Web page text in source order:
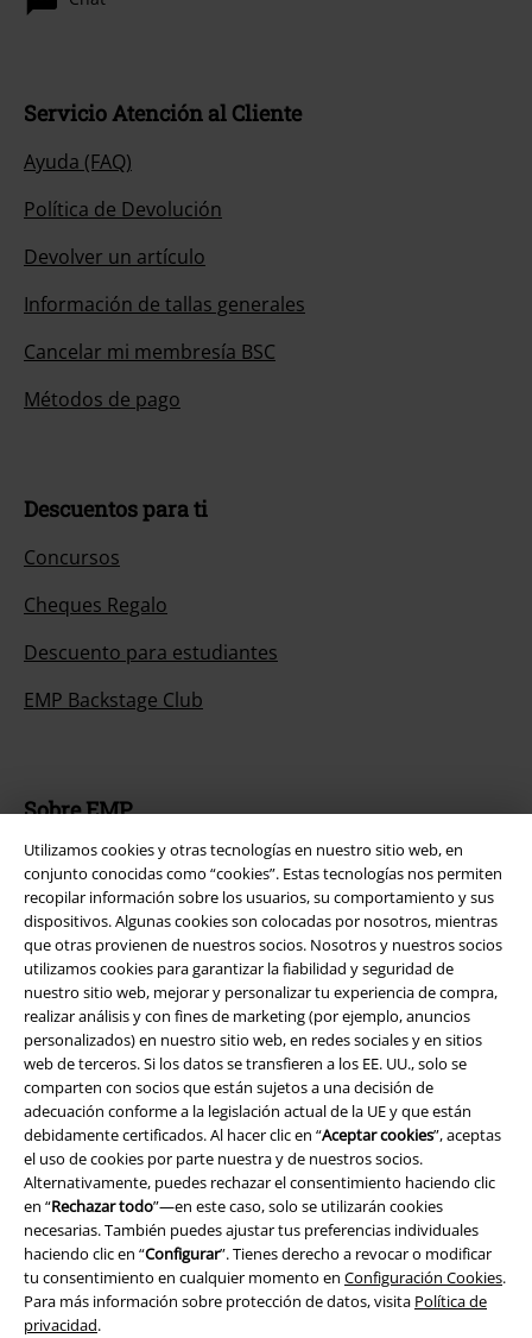
Utilizamos cookies y otras tecnologías en nuestro sitio web, en
conjunto conocidas como “cookies”. Estas tecnologías nos permiten
recopilar información sobre los usuarios, su comportamiento y sus
dispositivos. Algunas cookies son colocadas por nosotros, mientras
que otras provienen de nuestros socios. Nosotros y nuestros socios
utilizamos cookies para garantizar la fiabilidad y seguridad de
nuestro sitio web, mejorar y personalizar tu experiencia de compra,
realizar análisis y con fines de marketing (por ejemplo, anuncios
personalizados) en nuestro sitio web, en redes sociales y en sitios
web de terceros. Si los datos se transfieren a los EE. UU., solo se
comparten con socios que están sujetos a una decisión de
adecuación conforme a la legislación actual de la UE y que están
debidamente certificados. Al hacer clic en “Aceptar cookies”, aceptas
el uso de cookies por parte nuestra y de nuestros socios.
Alternativamente, puedes rechazar el consentimiento haciendo clic
en “Rechazar todo”—en este caso, solo se utilizarán cookies
necesarias. También puedes ajustar tus preferencias individuales
haciendo clic en “Configurar”. Tienes derecho a revocar o modificar
tu consentimiento en cualquier momento en Configuración Cookies.
Para más información sobre protección de datos, visita Política de
privacidad.
Servicio Atención al Cliente
Ayuda (FAQ)
Política de Devolución
Devolver un artículo
Información de tallas generales
Cancelar mi membresía BSC
Métodos de pago
Descuentos para ti
Concursos
Cheques Regalo
Descuento para estudiantes
EMP Backstage Club
Sobre EMP
EMP Eventos
Programa de Afiliados
Sostenibilidad
Comunidad